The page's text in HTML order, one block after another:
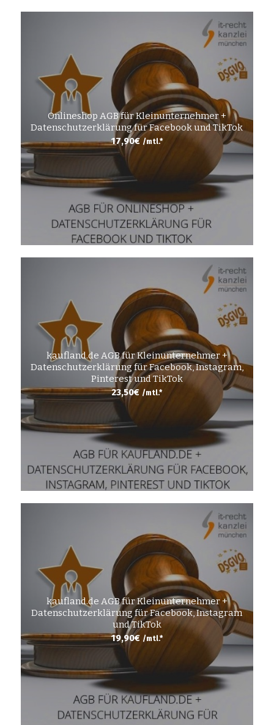
Onlineshop AGB für Kleinunternehmer +
Datenschutzerklärung für Facebook und TikTok
17,90€ /mtl.*
kaufland.de AGB für Kleinunternehmer +
Datenschutzerklärung für Facebook, Instagram,
Pinterest und TikTok
23,50€ /mtl.*
kaufland.de AGB für Kleinunternehmer +
Datenschutzerklärung für Facebook, Instagram
und TikTok
19,90€ /mtl.*